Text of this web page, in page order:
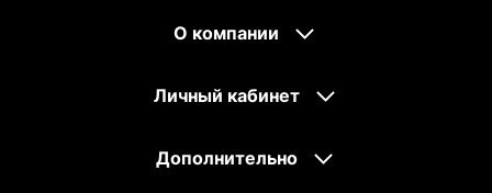
О компании
Личный кабинет
Дополнительно